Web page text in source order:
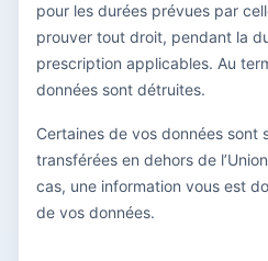
pour les durées prévues par
prouver tout droit, pendant la
prescription applicables. Au
données sont détruites.
Certaines de vos données sont
transférées en dehors de
cas, une information vous est
de vos données.